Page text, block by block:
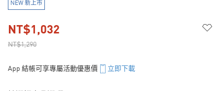
NEW 新上市
NT$1,290
NT$1,032
App 結帳可享專屬活動優惠價 立即下載